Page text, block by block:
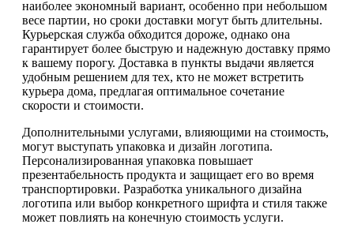
наиболее экономный вариант, особенно при небольшом
весе партии, но сроки доставки могут быть длительны.
Курьерская служба обходится дороже, однако она
гарантирует более быструю и надежную доставку прямо
к вашему порогу. Доставка в пункты выдачи является
удобным решением для тех, кто не может встретить
курьера дома, предлагая оптимальное сочетание
скорости и стоимости.
Дополнительными услугами, влияющими на стоимость,
могут выступать упаковка и дизайн логотипа.
Персонализированная упаковка повышает
презентабельность продукта и защищает его во время
транспортировки. Разработка уникального дизайна
логотипа или выбор конкретного шрифта и стиля также
может повлиять на конечную стоимость услуги.